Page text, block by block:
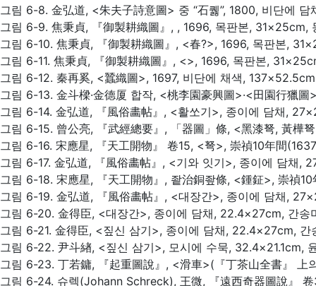
그림 6-8. 金弘道, <朱夫子詩意圖> 중 “石퀧”, 1800, 비단에
그림 6-9. 焦秉貞, 『御製耕織圖』, , 1696, 목판본, 31×25cm,
그림 6-10. 焦秉貞, 『御製耕織圖』, <春?>, 1696, 목판본,
그림 6-11. 焦秉貞, 『御製耕織圖』, <>, 1696, 목판본,
그림 6-12. 秦再奚, <蠶織圖>, 1697, 비단에 채색,
그림 6-13. 金斗樑·金德厦 합작, <桃李園豪興圖>·<田園行獵圖
그림 6-14. 金弘道, 『風俗畵帖』, <활쏘기>, 종이에 담채,
그림 6-15. 曾公亮, 『武經總要』, 「器圖」條, <黑漆弩, 黃樺
그림 6-16. 宋應星, 『天工開物』 卷15, <弩>, 崇禎10年間
그림 6-17. 金弘道, 『風俗畵帖』, <기와 잇기>, 종이에 담채,
그림 6-18. 宋應星, 『天工開物』, 좥治銅좦條, <鍾鉦>, 崇禎
그림 6-19. 金弘道, 『風俗畵帖』, <대장간>, 종이에 담채,
그림 6-20. 金得臣, <대장간>, 종이에 담채, 22.4×27cm, 간송
그림 6-21. 金得臣, <짚신 삼기>, 종이에 담채, 22.4×27cm, 간
그림 6-22. 尹斗緖, <짚신 삼기>, 모시에 수묵, 32.4×21.1cm,
그림 6-23. 丁若鏞, 『起重圖說』, <滑車>(『丁茶山全書』 上
그림 6-24. 슈렉(Johann Schreck), 王微, 『遠西奇器圖說』